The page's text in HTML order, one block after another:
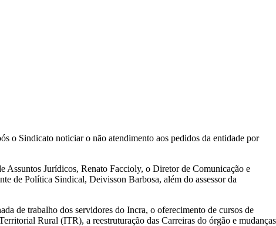
o Sindicato noticiar o não atendimento aos pedidos da entidade por
Jurídicos, Renato Faccioly, o Diretor de Comunicação e
de Política Sindical, Deivisson Barbosa, além do assessor da
de trabalho dos servidores do Incra, o oferecimento de cursos de
Rural (ITR), a reestruturação das Carreiras do órgão e mudanças